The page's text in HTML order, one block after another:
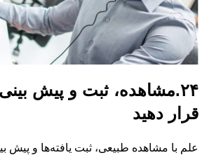
۲۴.مشاهده، ثبت و پیش
قرار دهید
علم با مشاهده طبیعی، ثبت یافته‌ها و پیش